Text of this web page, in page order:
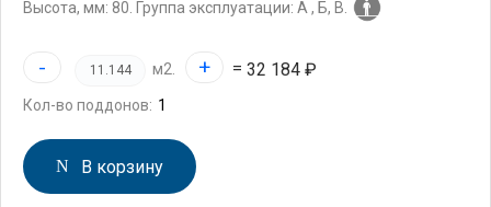
Высота, мм: 80. Группа эксплуатации: А , Б, В.
- м2. + = 32 184 ₽
Кол-во поддонов:
В корзину